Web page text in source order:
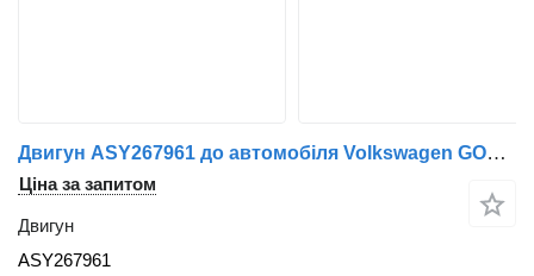
Двигун ASY267961 до автомобіля Volkswagen GOLF III (1H1) | 91 - 98
Ціна за запитом
Двигун
ASY267961